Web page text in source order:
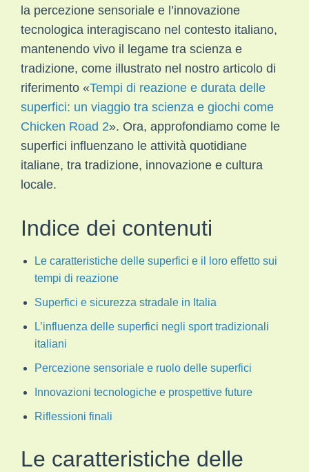
la percezione sensoriale e l’innovazione
tecnologica interagiscano nel contesto italiano,
mantenendo vivo il legame tra scienza e
tradizione, come illustrato nel nostro articolo di
riferimento «Tempi di reazione e durata delle
superfici: un viaggio tra scienza e giochi come
Chicken Road 2». Ora, approfondiamo come le
superfici influenzano le attività quotidiane
italiane, tra tradizione, innovazione e cultura
locale.
Indice dei contenuti
Le caratteristiche delle superfici e il loro effetto sui
tempi di reazione
Superfici e sicurezza stradale in Italia
L’influenza delle superfici negli sport tradizionali
italiani
Percezione sensoriale e ruolo delle superfici
Innovazioni tecnologiche e prospettive future
Riflessioni finali
Le caratteristiche delle